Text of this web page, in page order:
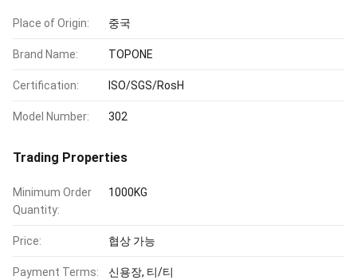
Place of Origin: 중국
Brand Name: TOPONE
Certification: ISO/SGS/RosH
Model Number: 302
Trading Properties
Minimum Order
Quantity:
1000KG
Price: 협상 가능
Payment Terms: 신용장, 티/티